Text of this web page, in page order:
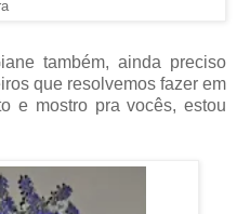
também, ainda preciso
que resolvemos fazer em
e mostro pra vocês, estou